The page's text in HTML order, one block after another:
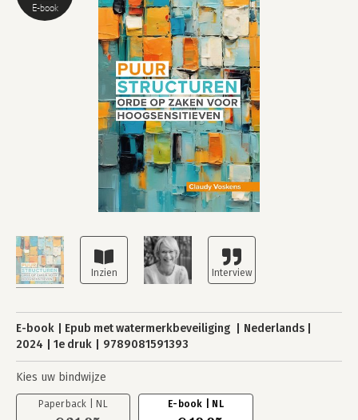
E-book
E-book Epub met watermerkbeveiliging
Nederlands
2024
1e druk 9789081591393
Kies uw bindwijze
Paperback | NL E-book | NL